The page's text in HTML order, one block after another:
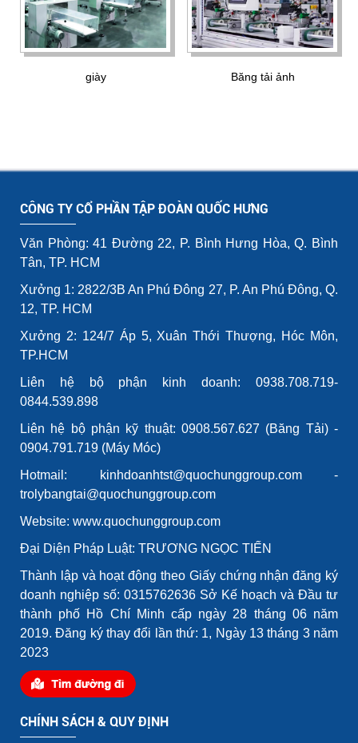
giày Băng tải ảnh
CÔNG TY CỔ PHẦN TẬP ĐOÀN QUỐC HƯNG
Văn Phòng: 41 Đường 22, P. Bình Hưng Hòa, Q. Bình
Tân, TP. HCM
Xưởng 1: 2822/3B An Phú Đông 27, P. An Phú Đông, Q.
12, TP. HCM
Xưởng 2: 124/7 Áp 5, Xuân Thới Thượng, Hóc Môn,
TP.HCM
Liên hệ bộ phận kinh doanh: 0938.708.719-
0844.539.898
Liên hệ bộ phận kỹ thuật: 0908.567.627 (Băng Tải) -
0904.791.719 (Máy Móc)
Hotmail: kinhdoanhtst@quochunggroup.com -
trolybangtai@quochunggroup.com
Website: www.quochunggroup.com
Đại Diện Pháp Luật: TRƯƠNG NGỌC TIẾN
Thành lập và hoạt động theo Giấy chứng nhận đăng ký
doanh nghiệp số: 0315762636 Sở Kế hoạch và Đầu tư
thành phố Hồ Chí Minh cấp ngày 28 tháng 06 năm
2019. Đăng ký thay đổi lần thứ: 1, Ngày 13 tháng 3 năm
2023
CHÍNH SÁCH & QUY ĐỊNH